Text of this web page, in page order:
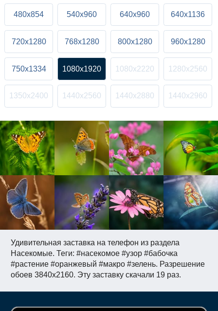
Удивительная заставка на телефон из раздела
Насекомые. Теги: #насекомое #узор #бабочка
#растение #оранжевый #макро #зелень. Разрешение
обоев 3840x2160. Эту заставку скачали 19 раз.
480x854 540x960 640x960 640x1136
720x1280 768x1280 800x1280 960x1280
750x1334 1080x1920 1080x2220 1280x2560
1350x2400 1440x2560 1440x2880 1440x2960